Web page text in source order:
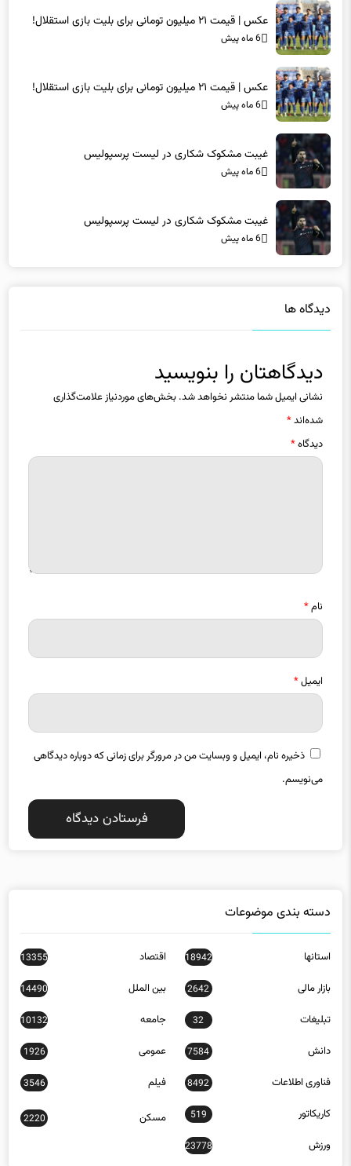
6 ماه پیش
6 ماه پیش
نشانی ایمیل شما منتشر نخواهد شد.بخش‌های موردنیاز علامت‌گذاری
شده‌اند*
دیدگاه*
ایمیل*
ذخیره نام، ایمیل و وبسایت من در مرورگر برای زمانی که دوباره دیدگاهی
می‌نویسم.
استانها
بازار مالی 2642 بین الملل 14490
تبلیغات 32 جامعه 10132
دانش 7584 عمومی 1926
فناوری اطلاعات 8492 فیلم 3546
کاریکاتور 519
2220
ورزش 23778